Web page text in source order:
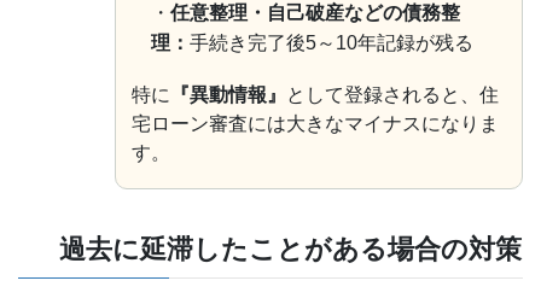
・ 任意整理・自己破産などの債務整
理： 手続き完了後5～10年記録が残る
特に 『異動情報』
として登録されると、住
宅ローン審査には大きなマイナスになりま
す。
過去に延滞したことがある場合の対策